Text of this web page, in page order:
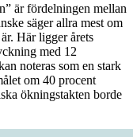
är fördelningen mellan
säger allra mest om
Här ligger årets
med 12
noteras som en stark
om 40 procent
ökningstakten borde